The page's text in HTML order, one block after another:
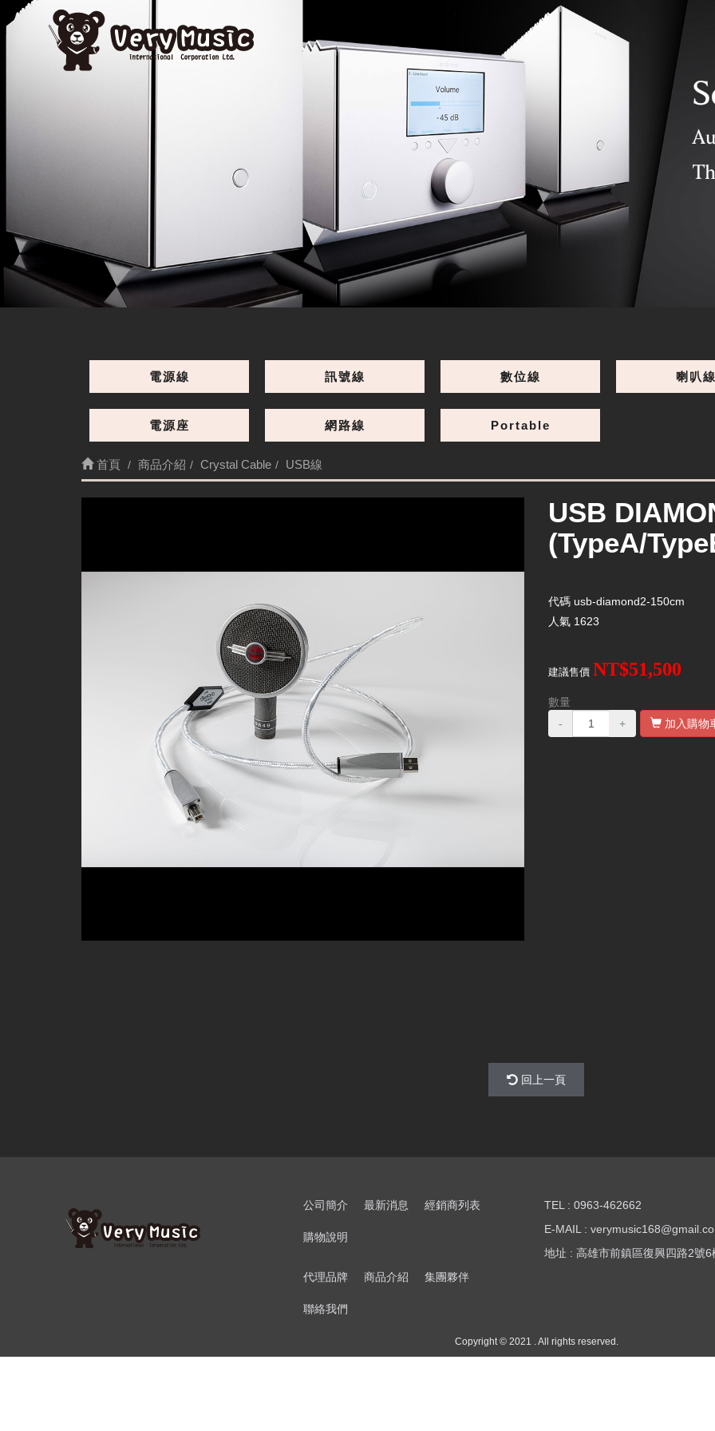
電源線 訊號線 數位線 喇叭線
電源座 網路線 Portable
首頁 商品介紹 Crystal Cable USB線
USB
(TypeA/
代碼 usb-diamond2-150cm
人氣 1623
建議售價 NT$51,500
數量
-
+ 加入購物
回上一頁
公司簡介 最新消息 經銷商列表
購物說明
代理品牌 商品介紹 集團夥伴
聯絡我們
TEL : 0963-462662
E-MAIL :
地址 : 高雄市前鎮區復興四路2號6
Copyright © 2021 . All rights reserved.